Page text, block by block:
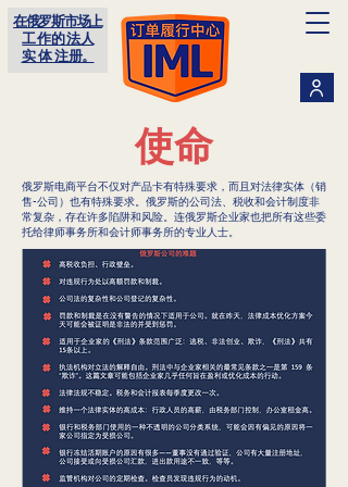
在俄罗斯市场上
工 作 的 法 人
实 体 注 册。
使命
俄罗斯电商平台不仅对产品卡有特殊要求，而且对法律实体（销
售-公司）也有特殊要求。俄罗斯的公司法、税收和会计制度非
常复杂，存在许多陷阱和风险。连俄罗斯企业家也把所有这些委
托给律师事务所和会计师事务所的专业人士。